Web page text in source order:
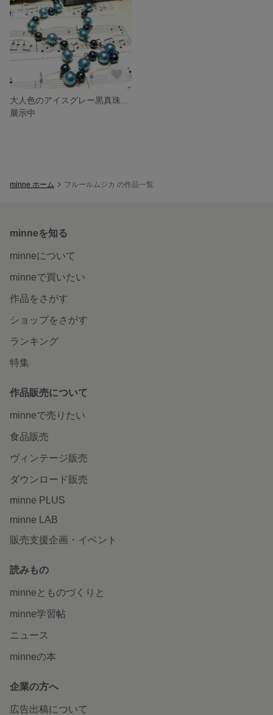
展示中
minne ホーム フルールムジカ の作品一覧
minneを知る
minneについて
minneで買いたい
作品をさがす
ショップをさがす
ランキング
特集
作品販売について
minneで売りたい
食品販売
ヴィンテージ販売
ダウンロード販売
minne PLUS
minne LAB
販売支援企画・イベント
読みもの
minneとものづくりと
minne学習帖
ニュース
minneの本
企業の方へ
広告出稿について